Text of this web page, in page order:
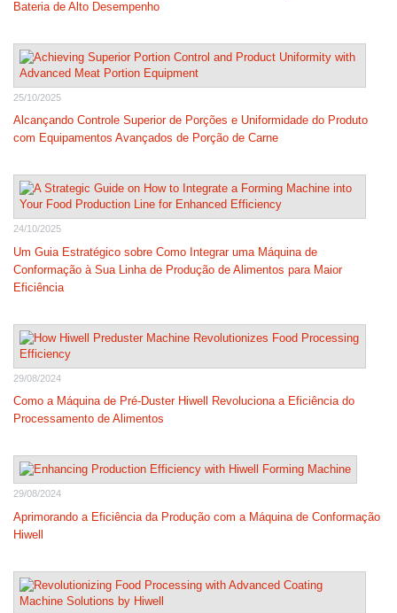
Bateria de Alto Desempenho
25/10/2025
Alcançando Controle Superior de Porções e Uniformidade do Produto
com Equipamentos Avançados de Porção de Carne
24/10/2025
Um Guia Estratégico sobre Como Integrar uma Máquina de
Conformação à Sua Linha de Produção de Alimentos para Maior
Eficiência
29/08/2024
Como a Máquina de Pré-Duster Hiwell Revoluciona a Eficiência do
Processamento de Alimentos
29/08/2024
Aprimorando a Eficiência da Produção com a Máquina de Conformação
Hiwell